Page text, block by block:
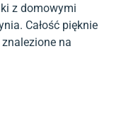
z domowymi
Całość pięknie
na